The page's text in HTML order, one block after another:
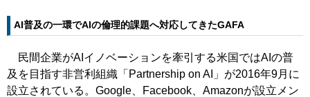
AI普及の一環でAIの倫理的課題へ対応してきたGAFA
民間企業がAIイノベーションを牽引する米国ではAIの普
及を目指す非営利組織「Partnership on AI」が2016年9月に
設立されている。Google、Facebook、Amazonが設立メン